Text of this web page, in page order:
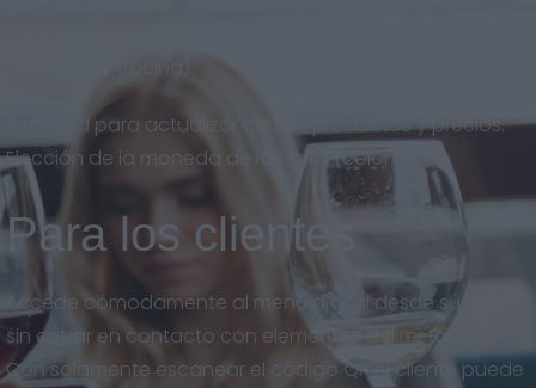
(apertura y cocina).
Facilidad para actualizar cartas, productos y precios.
Elección de la moneda de la carta (colón).
Para los clientes
Accede cómodamente al menú digital desde su celular
sin entrar en contacto con elementos del restaurante.
Con solamente escanear el código QR el cliente puede